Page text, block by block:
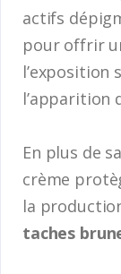
actifs
pour offrir
l’apparition
En plus de
crème
la
taches